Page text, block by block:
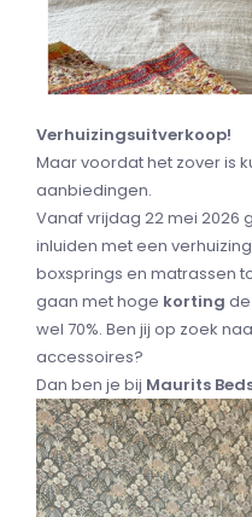
Verhuizingsuitverkoop!
Maar voordat het zover is
aanbiedingen.
Vanaf vrijdag 22 mei 2026
inluiden met een
boxsprings en matrassen
gaan met hoge korting
wel 70%. Ben jij op zoek
accessoires?
Dan ben je bij Maurits